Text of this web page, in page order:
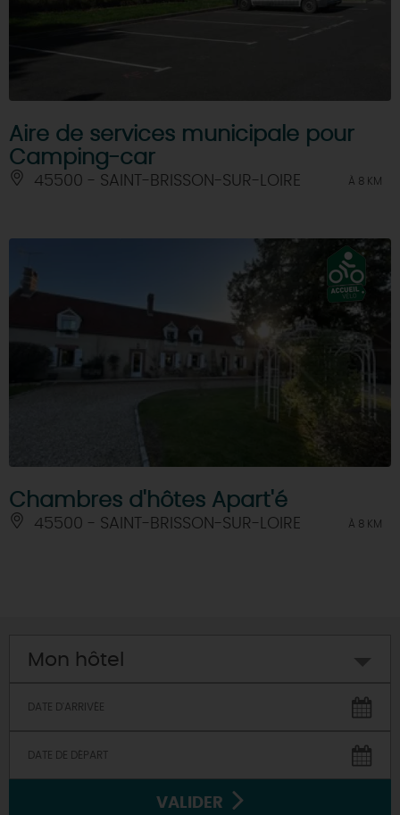
Aire de services municipale pour
Camping-car
45500 - SAINT-BRISSON-SUR-LOIRE À 8 KM
Chambres d'hôtes Apart'é
45500 - SAINT-BRISSON-SUR-LOIRE À 8 KM
Mon hôtel
VALIDER